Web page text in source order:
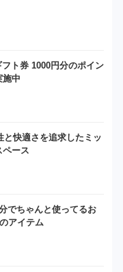
ト券 1000円分のポイン
施中
と快適さを追求したミッ
ペース
でちゃんと使ってるお
アイテム